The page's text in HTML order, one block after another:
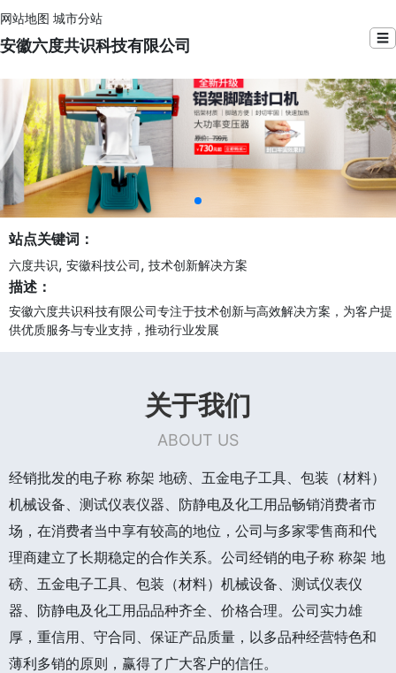
网站地图 城市分站
安徽六度共识科技有限公司 ☰
站点关键词：
六度共识, 安徽科技公司, 技术创新解决方案
描述：
安徽六度共识科技有限公司专注于技术创新与高效解决方案，为客户提
供优质服务与专业支持，推动行业发展
关于我们
ABOUT US
经销批发的电子称 称架 地磅、五金电子工具、包装（材料）
机械设备、测试仪表仪器、防静电及化工用品畅销消费者市
场，在消费者当中享有较高的地位，公司与多家零售商和代
理商建立了长期稳定的合作关系。公司经销的电子称 称架 地
磅、五金电子工具、包装（材料）机械设备、测试仪表仪
器、防静电及化工用品品种齐全、价格合理。公司实力雄
厚，重信用、守合同、保证产品质量，以多品种经营特色和
薄利多销的原则，赢得了广大客户的信任。